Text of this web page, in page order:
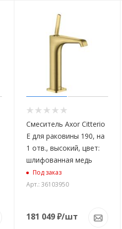
Смеситель Axor Citterio
E для раковины 190, на
1 отв., высокий, цвет:
шлифованная медь
Под заказ
Арт.: 36103950
181 049₽/шт